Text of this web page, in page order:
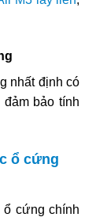
nhất định có
bảo tính
ổ cứng
ổ cứng chính